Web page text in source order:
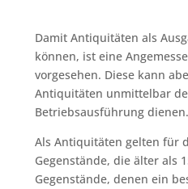
Damit Antiquitäten als
können, ist eine
vorgesehen. Diese kann
Antiquitäten unmittelbar
Betriebsausführung dienen.
Als Antiquitäten gelten für
Gegenstände, die älter als
Gegenstände, denen ein